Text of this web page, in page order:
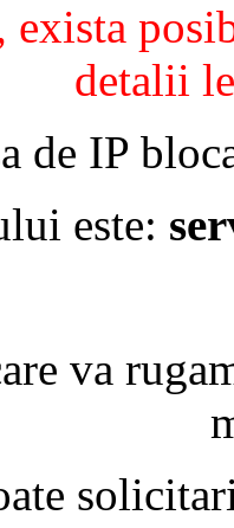
detalii
de IP
este:
va